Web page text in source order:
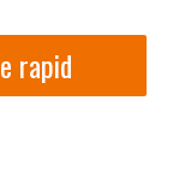
rapid